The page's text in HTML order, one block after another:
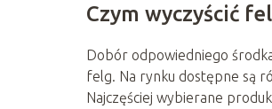
Czym wyczyścić
Dobór odpowiedniego
felg. Na rynku dostępne są
Najczęściej wybierane